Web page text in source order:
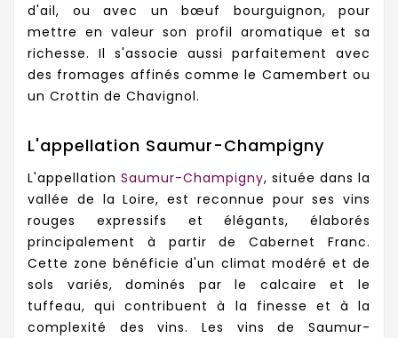
d'ail, ou avec un bœuf bourguignon, pour
mettre en valeur son profil aromatique et sa
richesse. Il s'associe aussi parfaitement avec
des fromages affinés comme le Camembert ou
un Crottin de Chavignol.
L'appellation Saumur-Champigny
L'appellation Saumur-Champigny, située dans la
vallée de la Loire, est reconnue pour ses vins
rouges expressifs et élégants, élaborés
principalement à partir de Cabernet Franc.
Cette zone bénéficie d'un climat modéré et de
sols variés, dominés par le calcaire et le
tuffeau, qui contribuent à la finesse et à la
complexité des vins. Les vins de Saumur-